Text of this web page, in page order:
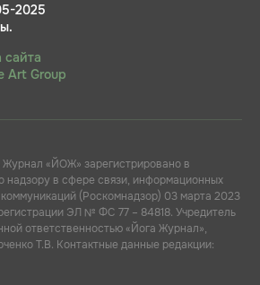
2025
сайта
Art Group
«ЙОЖ» зарегистрировано в
надзору в сфере связи, информационных
(Роскомнадзор) 03 марта 2023
ЭЛ № ФС 77 – 84818. Учредитель
ответственностью «Йога Журнал»,
Т.В. Контактные данные редакции: